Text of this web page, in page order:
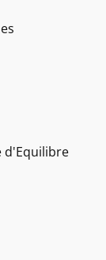
d'Equilibre